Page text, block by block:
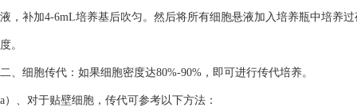
液，补加4-6mL培养基后吹匀。然后将所有细胞悬液加入培养瓶中培养
度。
二、细胞传代：如果细胞密度达80%-90%，即可进行传代培养。
a）、对于贴壁细胞，传代可参考以下方法：